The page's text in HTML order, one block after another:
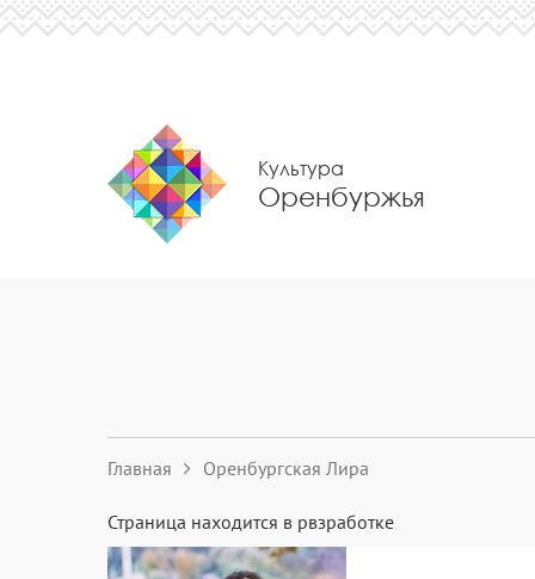
Культура
Оренбуржья
Главная Оренбургская Лира
Страница находится в рвзработке